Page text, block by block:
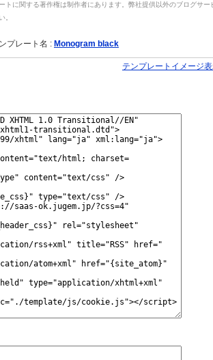
に関する著作権は制作者にあります。弊社提供以外のブログサー
。
プレート名 : Monogram black
テンプレートイメージ